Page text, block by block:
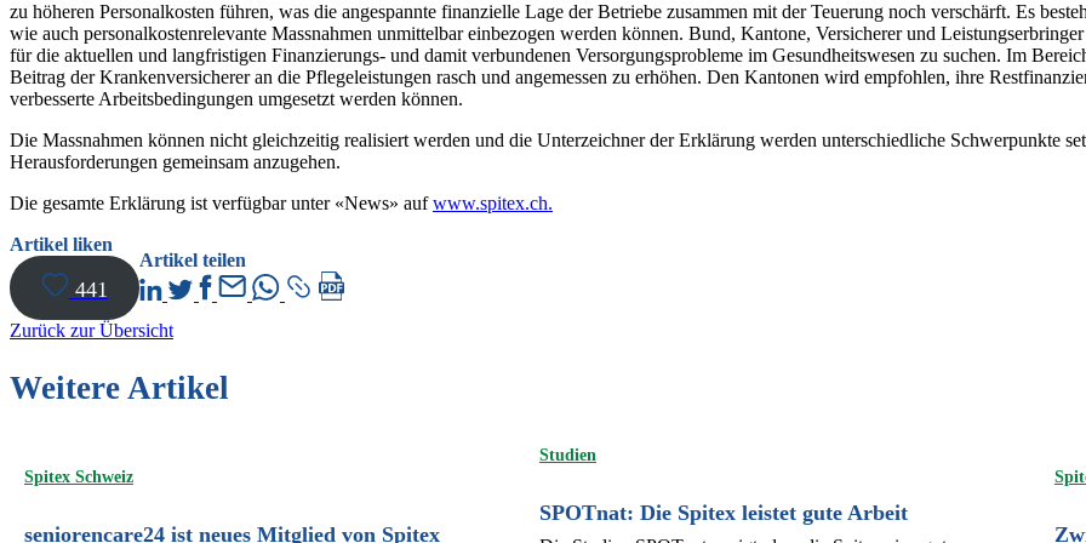
zu höheren Personalkosten führen, was die angespannte finanzielle Lage der Betriebe zusammen mit der Teuerung noch verschärft. Es
wie auch personalkostenrelevante Massnahmen unmittelbar einbezogen werden können. Bund, Kantone, Versicherer und
für die aktuellen und langfristigen Finanzierungs- und damit verbundenen Versorgungsprobleme im Gesundheitswesen zu suchen. Im
Beitrag der Krankenversicherer an die Pflegeleistungen rasch und angemessen zu erhöhen. Den Kantonen wird empfohlen, ihre
verbesserte Arbeitsbedingungen umgesetzt werden können.
Die Massnahmen können nicht gleichzeitig realisiert werden und die Unterzeichner der Erklärung werden unterschiedliche Schwerpunkte
Herausforderungen gemeinsam anzugehen.
Die gesamte Erklärung ist verfügbar unter «News» aufwww.spitex.ch.
Artikel liken
441
Artikel teilen
Zurück zur Übersicht
Weitere Artikel
Spitex Schweiz
seniorencare24 ist neues Mitglied von Spitex
Studien
SPOTnat: Die Spitex leistet gute Arbeit